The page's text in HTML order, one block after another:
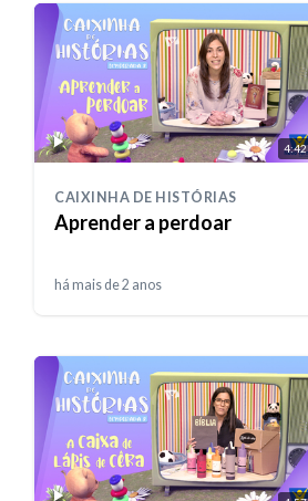
4:42
CAIXINHA DE HISTÓRIAS
Aprender a perdoar
há mais de 2 anos